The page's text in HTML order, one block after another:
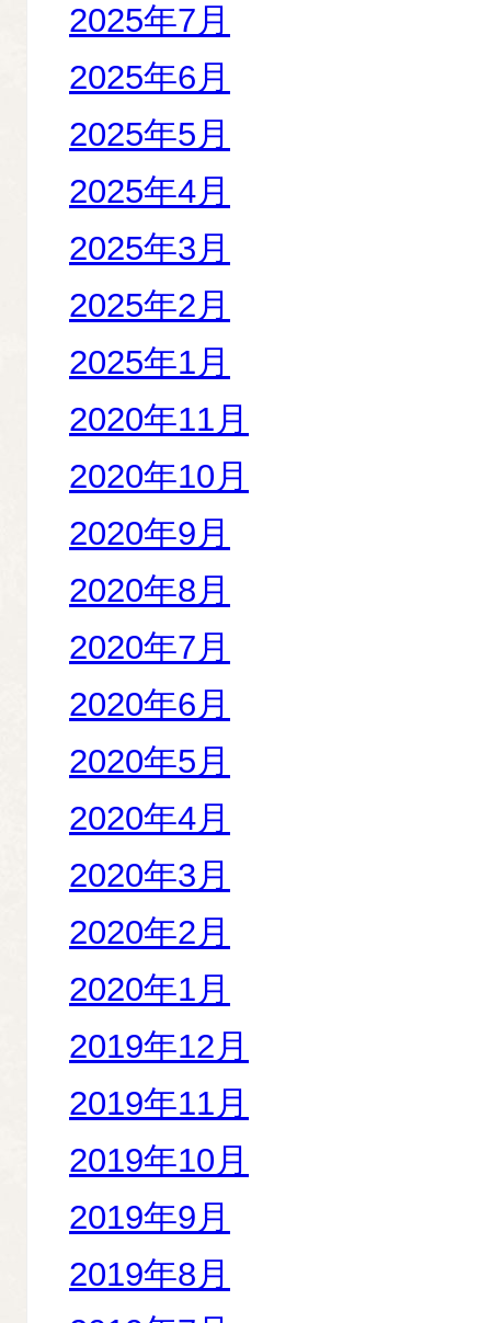
2025年7月
2025年6月
2025年5月
2025年4月
2025年3月
2025年2月
2025年1月
2020年11月
2020年10月
2020年9月
2020年8月
2020年7月
2020年6月
2020年5月
2020年4月
2020年3月
2020年2月
2020年1月
2019年12月
2019年11月
2019年10月
2019年9月
2019年8月